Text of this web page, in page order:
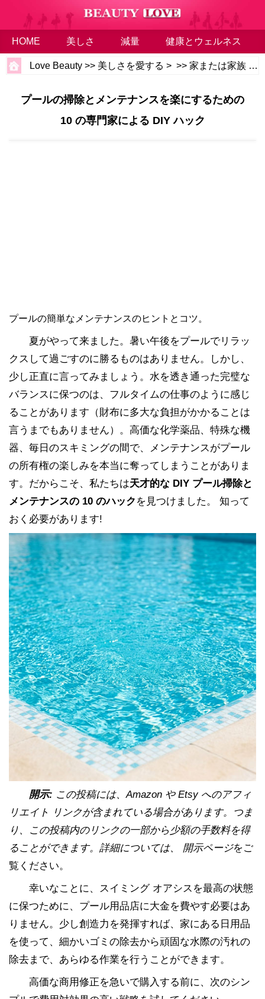
HOME 美しさ 減量 健康とウェルネス
Love Beauty >> 美しさを愛する > >>家または家族
プールの掃除とメンテナンスを楽にするための
10 の専門家による DIY ハック
プールの簡単なメンテナンスのヒントとコツ。
夏がやって来ました。暑い午後をプールでリラッ
クスして過ごすのに勝るものはありません。しかし、
少し正直に言ってみましょう。水を透き通った完璧な
バランスに保つのは、フルタイムの仕事のように感じ
ることがあります（財布に多大な負担がかかることは
言うまでもありません）。高価な化学薬品、特殊な機
器、毎日のスキミングの間で、メンテナンスがプール
の所有権の楽しみを本当に奪ってしまうことがありま
す。だからこそ、私たちは天才的な DIY プール掃除と
メンテナンスの 10 のハック を見つけました。 知って
おく必要があります!
開示: この投稿には、Amazon や Etsy へのアフィ
リエイト リンクが含まれている場合があります。つま
り、この投稿内のリンクの一部から少額の手数料を得
ることができます。詳細については、 開示ページをご
覧ください。
幸いなことに、スイミング オアシスを最高の状態
に保つために、プール用品店に大金を費やす必要はあ
りません。少し創造力を発揮すれば、家にある日用品
を使って、細かいゴミの除去から頑固な水際の汚れの
除去まで、あらゆる作業を行うことができます。
高価な商用修正を急いで購入する前に、次のシン